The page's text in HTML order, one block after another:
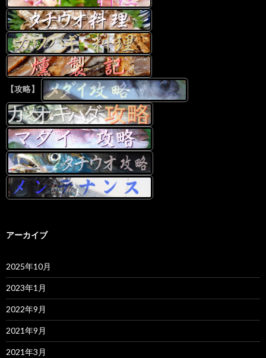
【攻略】
アーカイブ
2025年10月
2023年1月
2022年9月
2021年9月
2021年3月